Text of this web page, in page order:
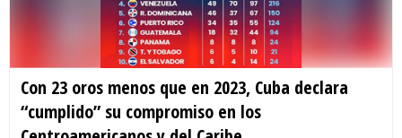
Con 23 oros menos que en 2023, Cuba declara
“cumplido” su compromiso en los